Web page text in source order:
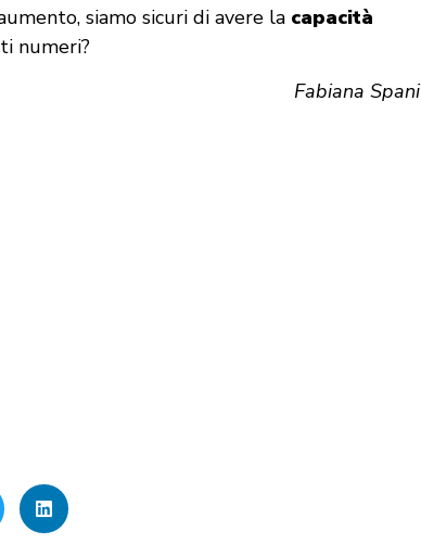
siamo sicuri di avere la capacità
numeri?
Fabiana Spani